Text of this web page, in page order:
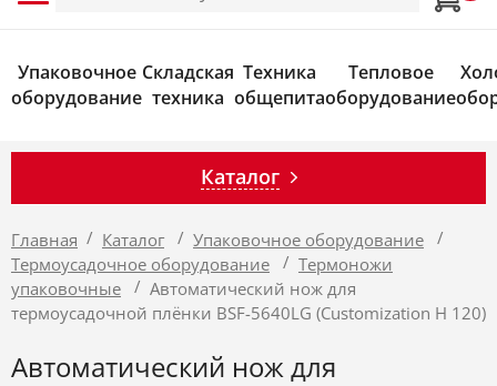
Упаковочное
оборудование
Складская
техника
Техника
общепита
Тепловое
оборудование
Каталог
Главная / Каталог / Упаковочное оборудование /
Термоусадочное оборудование / Термоножи
упаковочные / Автоматический нож для
термоусадочной плёнки BSF-5640LG (Customization H 120)
Автоматический нож для